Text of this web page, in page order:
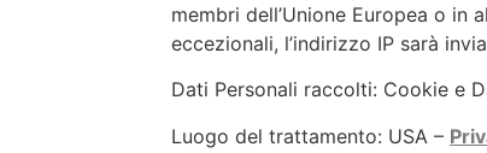
membri dell’Unione Europea o in
eccezionali, l’indirizzo IP sarà
Dati Personali raccolti: Cookie e
Luogo del trattamento: USA –